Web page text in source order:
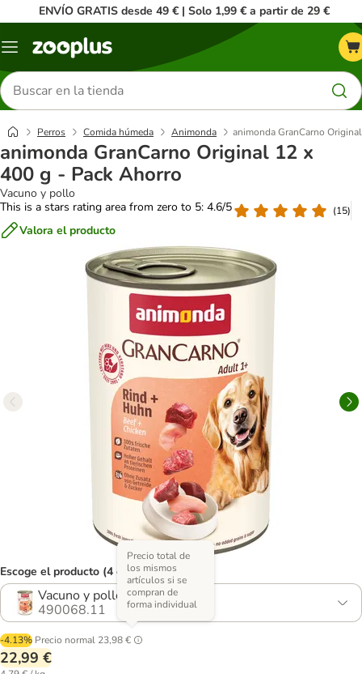
ENVÍO GRATIS desde 49 € | Solo 1,99 € a partir de 29 €
Menú
Buscar
productos
Perros Comida húmeda Animonda animonda GranCarno
animonda GranCarno Original 12 x
400 g - Pack Ahorro
Vacuno y pollo
This is a stars rating area from zero to 5: 4.6/5
(15)
Valora el producto
Escoge el producto (4 opciones)
Vacuno y pollo
490068.11
-4.13% Precio normal 23,98 €
Precio total de
los mismos
artículos si se
compran de
forma individual
22,99 €